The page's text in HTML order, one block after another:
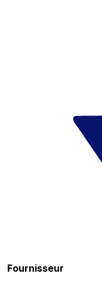
Fournisseur